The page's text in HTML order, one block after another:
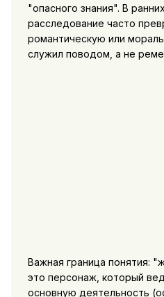
"опасного знания". В
расследование часто
романтическую или
служил поводом, а не
Важная граница понятия:
это персонаж, который
основную деятельность